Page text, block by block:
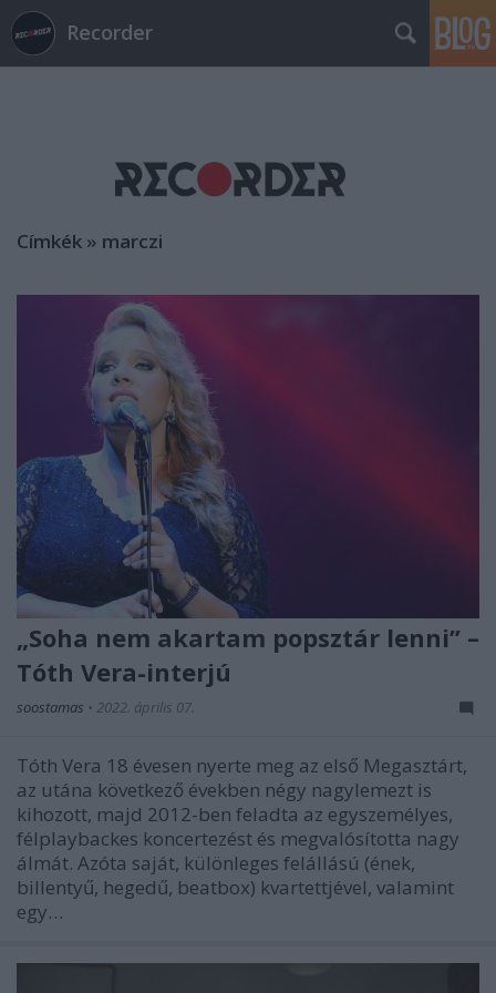
Recorder
Címkék » marczi
„Soha nem akartam popsztár lenni” –
Tóth Vera-interjú
soostamas • 2022. április 07.
Tóth Vera 18 évesen nyerte meg az első Megasztárt,
az utána következő években négy nagylemezt is
kihozott, majd 2012-ben feladta az egyszemélyes,
félplaybackes koncertezést és megvalósította nagy
álmát. Azóta saját, különleges felállású (ének,
billentyű, hegedű, beatbox) kvartettjével, valamint
egy…